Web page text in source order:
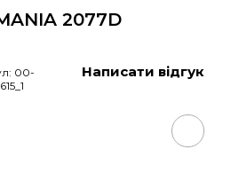
2077D
00-
Написати відгук